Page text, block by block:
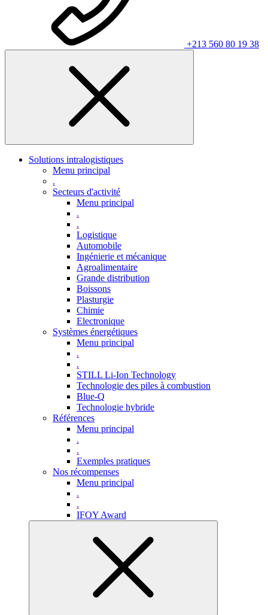
+213 560 80 19 38
Solutions intralogistiques
Menu principal
.
Secteurs d'activité
Menu principal
.
.
Logistique
Automobile
Ingénierie et mécanique
Agroalimentaire
Grande distribution
Boissons
Plasturgie
Chimie
Electronique
Systèmes énergétiques
Menu principal
.
.
STILL Li-Ion Technology
Technologie des piles à combustion
Blue-Q
Technologie hybride
Références
Menu principal
.
.
Exemples pratiques
Nos récompenses
Menu principal
.
.
IFOY Award